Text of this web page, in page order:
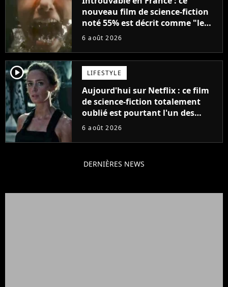
nouveau film de science-fiction
noté 55% est décrit comme "le
plus stupide de l'année"
6 août 2026
player2 LIFESTYLE
Aujourd'hui sur Netflix : ce film
de science-fiction totalement
oublié est pourtant l'un des
meilleurs des années 2010
6 août 2026
DERNIÈRES NEWS